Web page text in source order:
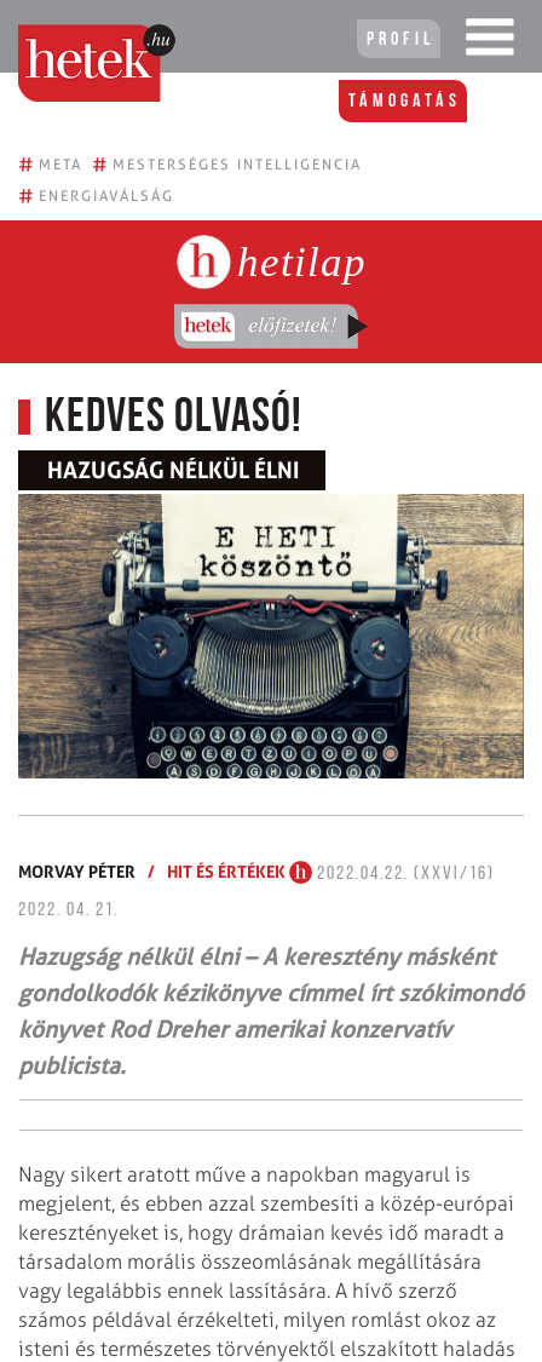
Profil
Támogatás
# META # MESTERSÉGES INTELLIGENCIA
# ENERGIAVÁLSÁG
hetilap
Kedves Olvasó!
HAZUGSÁG NÉLKÜL ÉLNI
MORVAY PÉTER / HIT ÉS ÉRTÉKEK
2022.04.22. (XXVI/16)
2022. 04. 21.
Hazugság nélkül élni – A keresztény másként
gondolkodók kézikönyve címmel írt szókimondó
könyvet Rod Dreher amerikai konzervatív
publicista.
Nagy sikert aratott műve a napokban magyarul is
megjelent, és ebben azzal szembesíti a közép-európai
keresztényeket is, hogy drámaian kevés idő maradt a
társadalom morális összeomlásának megállítására
vagy legalábbis ennek lassítására. A hívő szerző
számos példával érzékelteti, milyen romlást okoz az
isteni és természetes törvényektől elszakított haladás